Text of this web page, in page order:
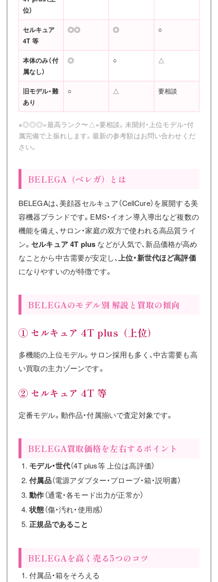
位）
セルキュア
4T 等
◎◎ ◎ ○
本体のみ（付
属なし）
◎ ○ △
旧モデル・難
あり
○ △ 要相談
※◎◎◎=最高ランク〜△=要相談。未開封・上位モデル・付
属完備で上振れします。最新の参考額はお問い合わせくだ
さい。
BELEGA（ベレガ）とは
BELEGAは、美顔器セルキュア（CellCure）を展開する美
容機器ブランドです。EMS・イオン導入導出など複数の
機能を備え、サロン・家庭の双方で使われる高品質ライ
ン。 セルキュア 4T plus などが人気で、新品価格が高め
なことから中古需要が安定し、上位・新世代ほど高評価
になりやすいのが特徴です。
BELEGAのモデル別 解説と買取の傾向
① セルキュア 4T plus（上位）
多機能の上位モデル。サロン採用も多く、中古需要も高
い買取の主力ゾーンです。
② セルキュア 4T 等
定番モデル。動作品・付属揃いで査定対象です。
BELEGA買取価格を左右するポイント
モデル・世代（4T plus等 上位は高評価）
付属品（電源アダプター・プローブ・箱・説明書）
動作（通電・各モード出力が正常か）
状態（傷・汚れ・使用感）
正規品であること
BELEGAを高く売る5つのコツ
付属品・箱をそろえる